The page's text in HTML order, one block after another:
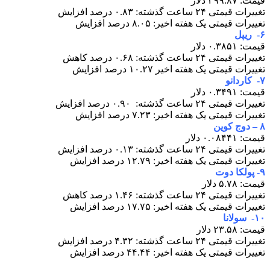
تغییرات قیمتی ۲۴ ساعت گذشته: ۰.۸۳ درصد افزایش
تغییرات قیمتی یک هفته اخیر: ۸.۰۵ درصد افزایش
۶- ریپل
قیمت: ۰.۳۸۵۱ دلار
تغییرات قیمتی ۲۴ ساعت گذشته: ۰.۶۸ درصد کاهش
تغییرات قیمتی یک هفته اخیر ۱۰.۲۷ درصد افزایش
۷- کاردانو
قیمت: ۰.۳۴۹۱ دلار
تغییرات قیمتی ۲۴ ساعت گذشته: ۰.۹۰ درصد افزایش
تغییرات قیمتی یک هفته اخیر: ۷.۲۳ درصد افزایش
۸ – دوج کوین
قیمت: ۰.۰۸۴۴۱ دلار
تغییرات قیمتی ۲۴ ساعت گذشته: ۰.۱۳ درصد افزایش
تغییرات قیمتی یک هفته اخیر: ۱۲.۷۹ درصد افزایش
۹- پولکا دوت
قیمت: ۵.۷۸ دلار
تغییرات قیمتی ۲۴ ساعت گذشته: ۱.۴۶ درصد کاهش
تغییرات قیمتی یک هفته اخیر: ۱۷.۷۵ درصد افزایش
۱۰- سولانا
قیمت: ۲۳.۵۸ دلار
تغییرات قیمتی ۲۴ ساعت گذشته: ۴.۳۲ درصد افزایش
تغییرات قیمتی یک هفته اخیر: ۴۴.۴۴ درصد افزایش